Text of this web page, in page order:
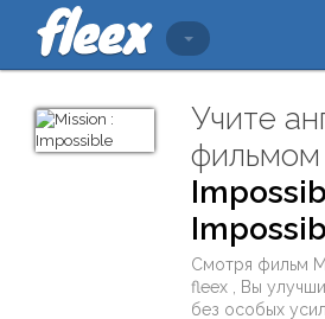
Учите
фильмом
Смотря фильм
fleex
, Вы
без особых